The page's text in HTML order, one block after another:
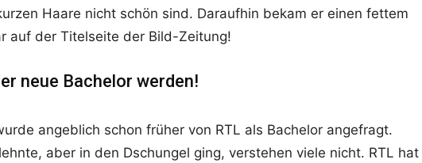
Haare nicht schön sind. Daraufhin bekam er einen fettem
auf der Titelseite der Bild-Zeitung!
neue Bachelor werden!
angeblich schon früher von RTL als Bachelor angefragt.
aber in den Dschungel ging, verstehen viele nicht. RTL hat